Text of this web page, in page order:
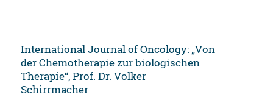
International Journal of Oncology: „Von
der Chemotherapie zur biologischen
Therapie“, Prof. Dr. Volker
Schirrmacher